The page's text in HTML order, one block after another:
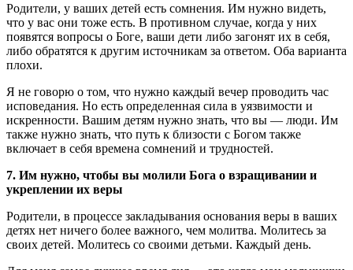
Родители, у ваших детей есть сомнения. Им нужно видеть,
что у вас они тоже есть. В противном случае, когда у них
появятся вопросы о Боге, ваши дети либо загонят их в себя,
либо обратятся к другим источникам за ответом. Оба варианта
плохи.
Я не говорю о том, что нужно каждый вечер проводить час
исповедания. Но есть определенная сила в уязвимости и
искренности. Вашим детям нужно знать, что вы — люди. Им
также нужно знать, что путь к близости с Богом также
включает в себя времена сомнений и трудностей.
7. Им нужно, чтобы вы молили Бога о взращивании и
укреплении их веры
Родители, в процессе закладывания основания веры в ваших
детях нет ничего более важного, чем молитва. Молитесь за
своих детей. Молитесь со своими детьми. Каждый день.